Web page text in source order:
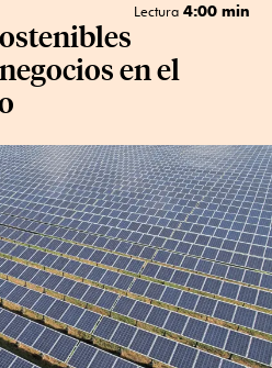
Lectura 4:00 min
en el